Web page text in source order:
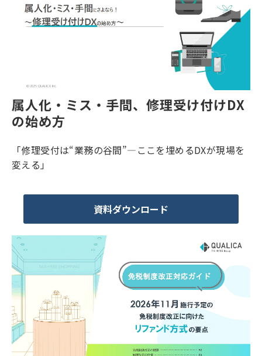
属人化・ミス・手間、修理受け付けDX
の始め方
「修理受付は“業務の谷間”―ここを埋めるDXが現場を
変える」
資料ダウンロード